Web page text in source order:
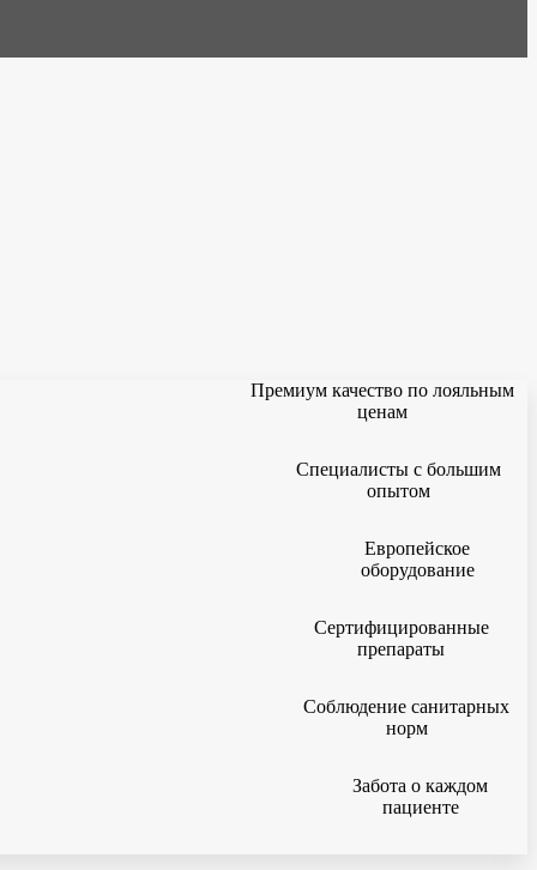
Премиум качество по лояльным
ценам
Специалисты с большим
опытом
Европейское
оборудование
Сертифицированные
препараты
Соблюдение санитарных
норм
Забота о каждом
пациенте